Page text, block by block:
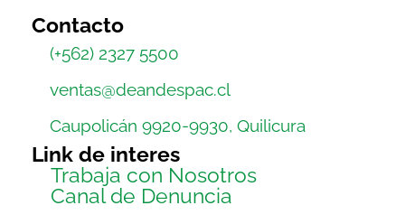
Contacto
(+562) 2327 5500
ventas@deandespac.cl
Caupolicán 9920-9930, Quilicura
Link de interes
Trabaja con Nosotros
Canal de Denuncia